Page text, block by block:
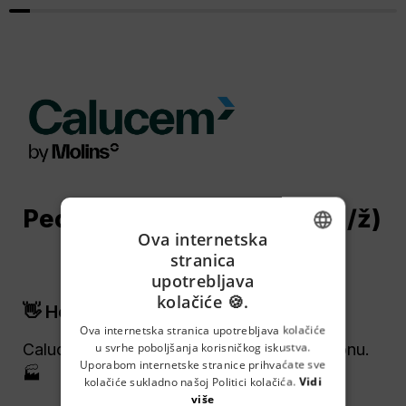
Pećar taljenog klinkera (m/ž)
👋 Hej, tražiš posao?
Calucem traži radnike u proizvodnom pogonu.
🏭
GERMAN
SERBIAN
Ova internetska
stranica
upotrebljava
kolačiće 🍪.
Ova internetska stranica upotrebljava kolačiće
u svrhe poboljšanja korisničkog iskustva.
Uporabom internetske stranice prihvaćate sve
kolačiće sukladno našoj Politici kolačića. Vidi
više